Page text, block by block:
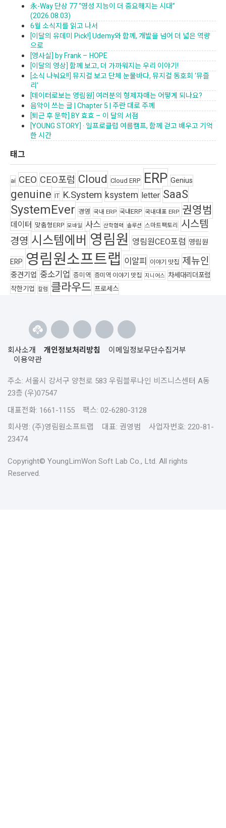
永-Way 단상 77 “영성 지능이 더 중요해지는 시대”
(2026.08.03)
6월 소식지를 읽고 나서
[이달의 유데미 Pick!] Udemy와 함께, 개발을 넘어 더 넓은 역량
으로
[영사실] by Frank – HOPE
[이달의 영상] 함께 보고, 더 가까워지는 우리 이야기!
[소식 나눠요!!] 뮤지컬 보고 단체 눈물바다, 뮤지컬 동호회 ‘뮤즐
리’
[데이터로보는 영림원] 여러분의 형제자매는 어떻게 되나요?
음악이 쓰는 글 | Chapter 5 | 주란 대로 주께
[퇴근 후 문학] BY 효효 – 이 달의 서점
[YOUNG STORY] · 일프로클럽 여름캠프, 함께 걷고 배우고 기억
한 시간
태그
ai CEO CEO포럼 Cloud Cloud ERP ERP Genius
genuine IT K.System ksystem letter SaaS
SystemEver 경영 국내 ERP 국내ERP 국내대표 ERP 권영범
데이터 맞춤형ERP 모바일 사스 산학협력 솔루션 스마트팩토리 시스템
경영 시스템에버 영림원 영림원CEO포럼 영림원
ERP 영림원소프트랩 이알피 이야기 맛집 제뉴인
중견기업 중소기업 증미역 증미역 이야기 맛집 지니어스 차세대리더포럼
착한기업 칼럼 클라우드 프로세스
회사소개 개인정보처리방침
이메일정보무단수집거부
이용약관
주소: 서울시 강서구 양천로 583 우림블루나인 비즈니스센터 A동
23층 (우)07547
대표전화: 1661-1155 팩스: 02-6280-3128
회사명: (주)영림원소프트랩 대표: 권영범 사업자번호: 220-81-
23474
Copyright© YoungLimWon Soft Lab Co., Ltd. All rights
Reserved.